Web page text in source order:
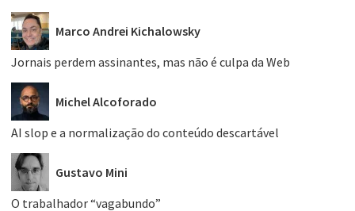
Marco Andrei Kichalowsky
Jornais perdem assinantes, mas não é culpa da Web
Michel Alcoforado
AI slop e a normalização do conteúdo descartável
Gustavo Mini
O trabalhador “vagabundo”